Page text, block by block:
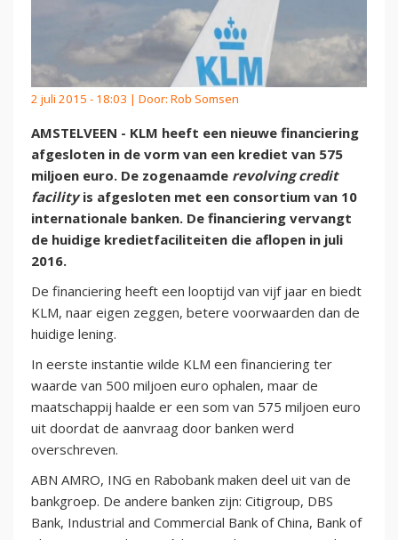
2 juli 2015 - 18:03 | Door: Rob Somsen
AMSTELVEEN - KLM heeft een nieuwe financiering
afgesloten in de vorm van een krediet van 575
miljoen euro. De zogenaamde revolving credit
facilityis afgesloten met een consortium van 10
internationale banken. De financiering vervangt
de huidige kredietfaciliteiten die aflopen in juli
2016.
De financiering heeft een looptijd van vijf jaar en biedt
KLM, naar eigen zeggen, betere voorwaarden dan de
huidige lening.
In eerste instantie wilde KLM een financiering ter
waarde van 500 miljoen euro ophalen, maar de
maatschappij haalde er een som van 575 miljoen euro
uit doordat de aanvraag door banken werd
overschreven.
ABN AMRO, ING en Rabobank maken deel uit van de
bankgroep. De andere banken zijn: Citigroup, DBS
Bank, Industrial and Commercial Bank of China, Bank of